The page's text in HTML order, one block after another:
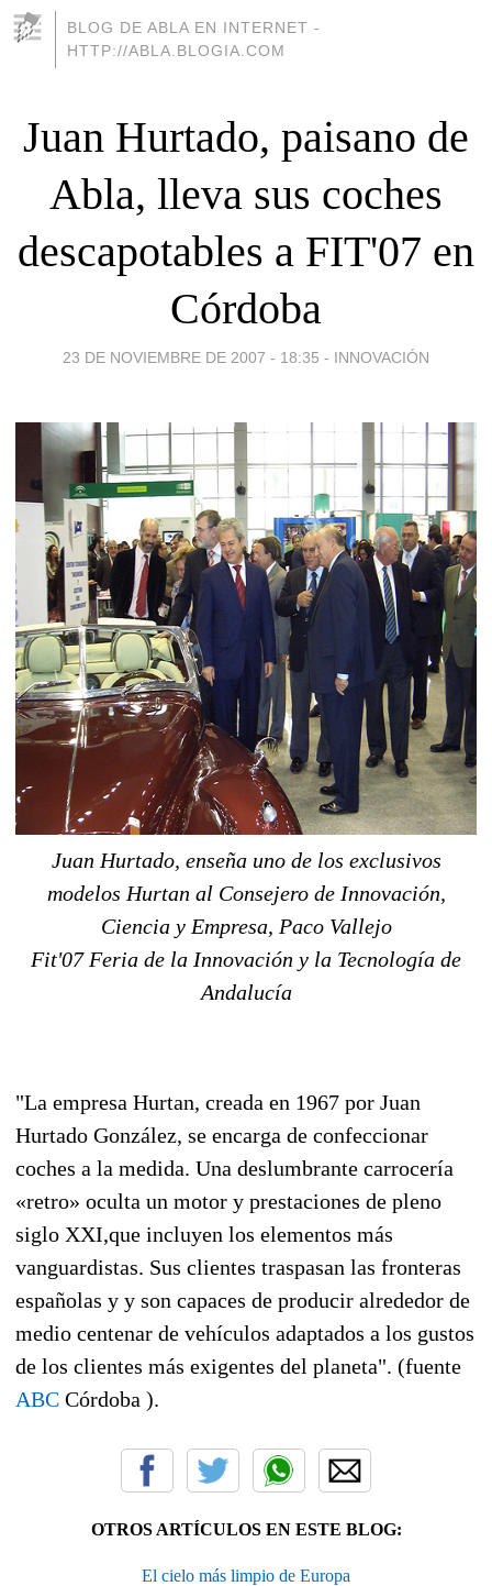
BLOG DE ABLA EN INTERNET -
HTTP://ABLA.BLOGIA.COM
Juan Hurtado, paisano de
Abla, lleva sus coches
descapotables a FIT'07 en
Córdoba
23 DE NOVIEMBRE DE 2007 - 18:35 - INNOVACIÓN
Juan Hurtado, enseña uno de los exclusivos
modelos Hurtan al Consejero de Innovación,
Ciencia y Empresa, Paco Vallejo
Fit'07 Feria de la Innovación y la Tecnología de
Andalucía
"La empresa Hurtan, creada en 1967 por Juan
Hurtado González, se encarga de confeccionar
coches a la medida. Una deslumbrante carrocería
«retro» oculta un motor y prestaciones de pleno
siglo XXI,que incluyen los elementos más
vanguardistas. Sus clientes traspasan las fronteras
españolas y y son capaces de producir alrededor de
medio centenar de vehículos adaptados a los gustos
de los clientes más exigentes del planeta". (fuente
ABC Córdoba ).
OTROS ARTÍCULOS EN ESTE BLOG:
El cielo más limpio de Europa